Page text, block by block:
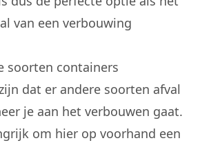
van een verbouwing
soorten containers
dat er andere soorten afval
je aan het verbouwen gaat.
om hier op voorhand een